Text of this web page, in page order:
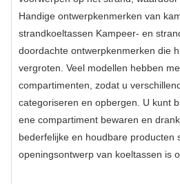
Handige ontwerpkenmerken van
strandkoeltassen Kampeer- en
doordachte ontwerpkenmerken die
vergroten. Veel modellen hebben
compartimenten, zodat u
categoriseren en opbergen. U kunt
ene compartiment bewaren en
bederfelijke en houdbare producten
openingsontwerp van koeltassen is